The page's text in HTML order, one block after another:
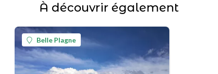
À découvrir également
Belle Plagne